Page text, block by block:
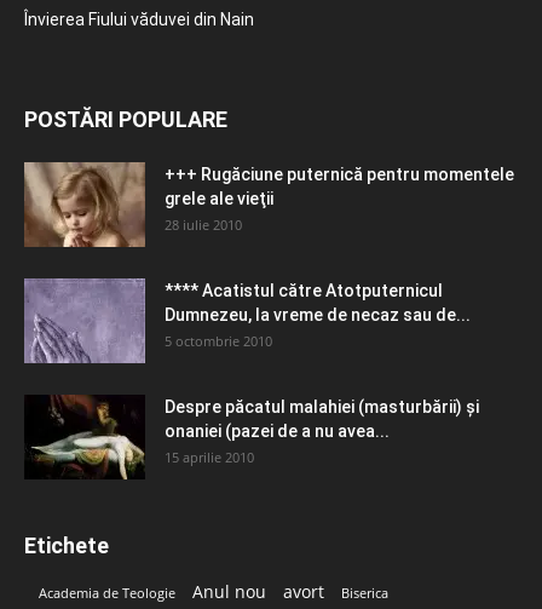
Învierea Fiului văduvei din Nain
POSTĂRI POPULARE
+++ Rugăciune puternică pentru momentele
grele ale vieţii
28 iulie 2010
**** Acatistul către Atotputernicul
Dumnezeu, la vreme de necaz sau de...
5 octombrie 2010
Despre păcatul malahiei (masturbării) şi
onaniei (pazei de a nu avea...
15 aprilie 2010
Etichete
Academia de Teologie Anul nou avort Biserica